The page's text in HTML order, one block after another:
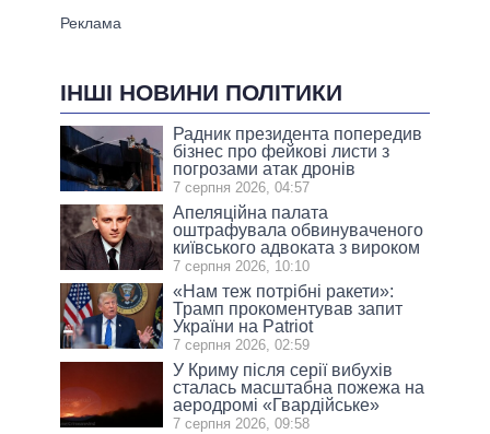
ІНШІ НОВИНИ ПОЛІТИКИ
Радник президента попередив
бізнес про фейкові листи з
погрозами атак дронів
7 серпня 2026, 04:57
Апеляційна палата
оштрафувала обвинуваченого
київського адвоката з вироком
7 серпня 2026, 10:10
«Нам теж потрібні ракети»:
Трамп прокоментував запит
України на Patriot
7 серпня 2026, 02:59
У Криму після серії вибухів
сталась масштабна пожежа на
аеродромі «Гвардійське»
7 серпня 2026, 09:58